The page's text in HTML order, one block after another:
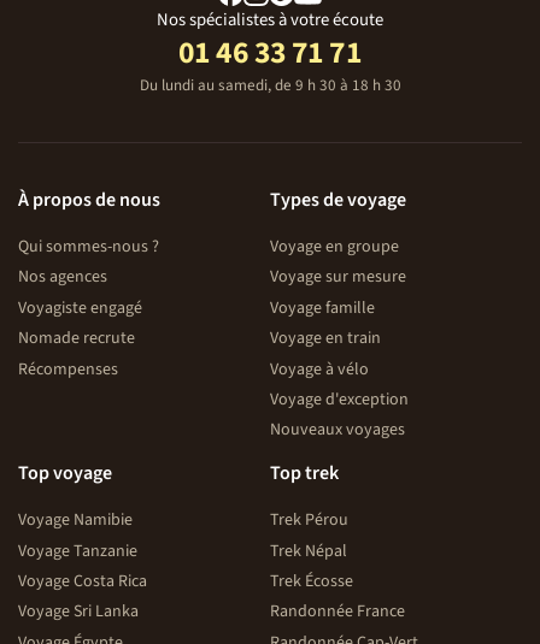
Nos spécialistes à votre écoute
01 46 33 71 71
Du lundi au samedi, de 9 h 30 à 18 h 30
À propos de nous
Qui sommes-nous ?
Nos agences
Voyagiste engagé
Nomade recrute
Récompenses
Types de voyage
Voyage en groupe
Voyage sur mesure
Voyage famille
Voyage en train
Voyage à vélo
Voyage d'exception
Nouveaux voyages
Top voyage
Voyage Namibie
Voyage Tanzanie
Voyage Costa Rica
Voyage Sri Lanka
Top trek
Trek Pérou
Trek Népal
Trek Écosse
Randonnée France